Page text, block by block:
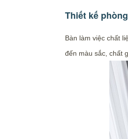
Thiết kế
Bàn làm việc chất
đến màu sắc, chất